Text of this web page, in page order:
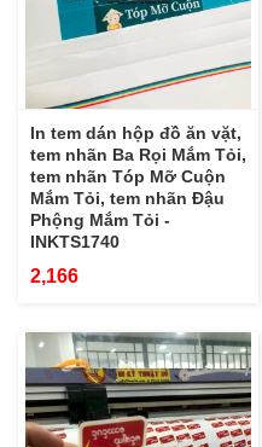
In tem dán hộp đồ ăn vặt,
tem nhãn Ba Rọi Mắm Tỏi,
tem nhãn Tóp Mỡ Cuộn
Mắm Tỏi, tem nhãn Đậu
Phộng Mắm Tỏi -
INKTS1740
2,166